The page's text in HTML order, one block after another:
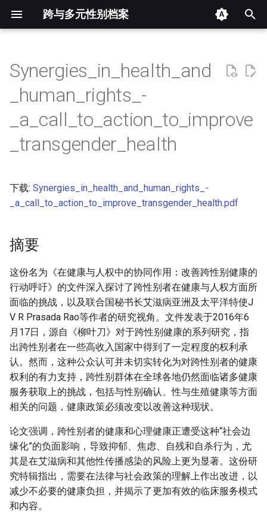
跨与多元性别档案
开
始
摘要
其他信息 [Processed Page
Metadata]
正文
Synergies_in_health_and
_human_rights_-
_a_call_to_action_to_improve
_transgender_health
下载: Synergies_in_health_and_human_rights_-
_a_call_to_action_to_improve_transgender_health.pdf
摘要
这份名为《在健康与人权中的协同作用：改善跨性别健康的
行动呼吁》的文件深入探讨了跨性别者在健康与人权方面所
面临的挑战，以及联合国秘书长艾滋病亚洲及太平洋特使J
V R Prasada Rao等作者的研究视角。文件发表于2016年6
月17日，源自《柳叶刀》对于跨性别健康的系列研究，指
出跨性别者在一些高收入国家中得到了一定程度的权利承
认。然而，这种公众认可并未切实转化为对跨性别者的健康
权利的有力支持，跨性别群体在全球各地仍然面临诸多健康
服务获取上的挑战，包括与性别确认、性与生殖健康等方面
相关的问题，健康政策必须改变以改善这种现状。
论文强调，跨性别者的健康和心理健康正遭受这种“社会边
缘化”的负面影响，导致抑郁、焦虑、自残和自杀行为，尤
其是在艾滋病和其他性传播感染的风险上更为显著。这份研
究特辑指出，需要在法律与社会政策的理解上作出改进，以
减少不必要的健康负担，并揭示了更加有效的临床服务模式
和内容。